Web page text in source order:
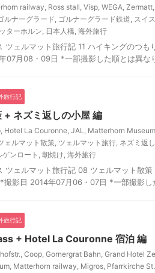
railway, Ross stall, Visp, WEGA, Zermatt,
ルナーグラード, ゴルナーグラード鉄道, スイ
ターホルン, 日本人橋, 海外旅行
ツェルマット旅行記 11 ハイキングのつ
07月08・09日 *一部撮影した順とは異な
旅行記
+ ネズミ返しの小屋 編
, Hotel La Couronne, JAL, Matterhorn Museum
ェルマット散策, ツェルマット旅行, ネズミ返
ゲンロート , 朝焼け, 海外旅行
ツェルマット旅行記 08 ツェルマット散
撮影日 2014年07月06・07日 *一部撮影し
旅行記
+ Hotel La Couronne 宿泊 編
, Coop, Gornergrat Bahn, Grand Hotel
, Matterhorn railway, Migros, Pfarrkirche